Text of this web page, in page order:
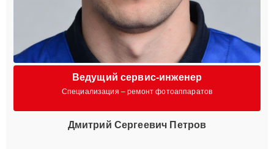
Ведущий сервис-инженер
Специализация – ремонт фотоаппаратов
Дмитрий Сергеевич Петров